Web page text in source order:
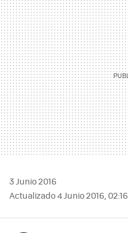
3 Junio 2016
Actualizado 4 Junio 2016, 02:16